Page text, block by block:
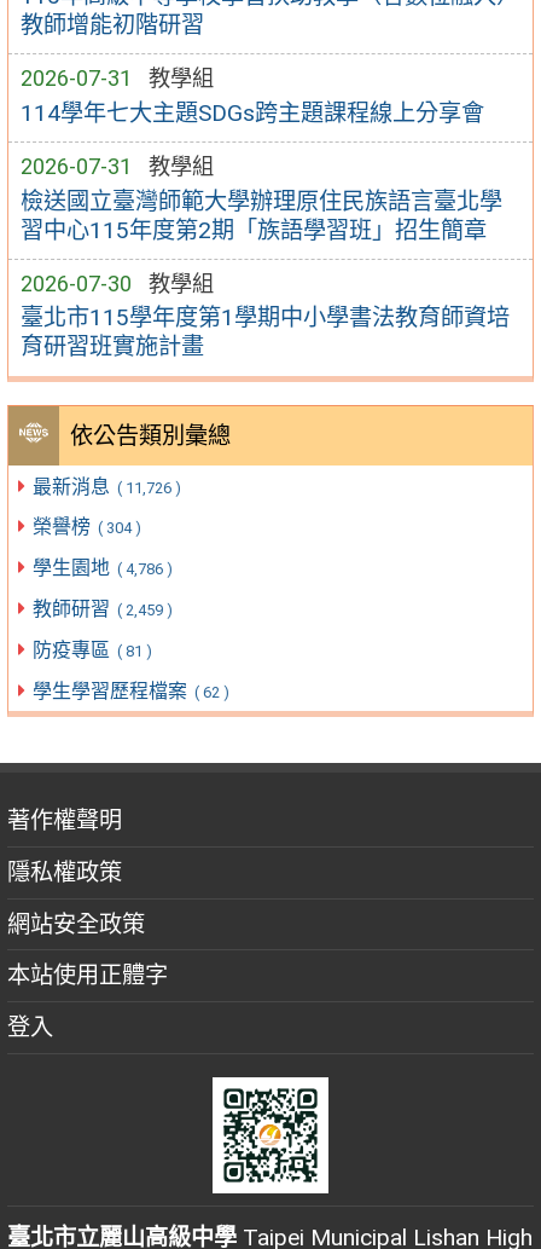
教師增能初階研習
2026-07-31 教學組
114學年七大主題SDGs跨主題課程線上分享會
2026-07-31 教學組
檢送國立臺灣師範大學辦理原住民族語言臺北學
習中心115年度第2期「族語學習班」招生簡章
2026-07-30 教學組
臺北市115學年度第1學期中小學書法教育師資培
育研習班實施計畫
依公告類別彙總
最新消息 ( 11,726 )
榮譽榜 ( 304 )
學生園地 ( 4,786 )
教師研習 ( 2,459 )
防疫專區 ( 81 )
學生學習歷程檔案 ( 62 )
著作權聲明
隱私權政策
網站安全政策
本站使用正體字
登入
臺北市立麗山高級中學 Taipei Municipal Lishan High